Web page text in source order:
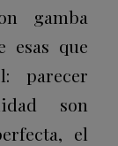
gamba
esas que
parecer
son
el